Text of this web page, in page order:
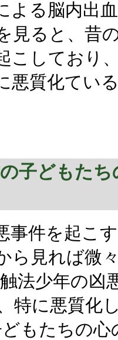
よる脳内出
見ると、昔
こしており
悪質化てい
子どもたち
件を起こ
ら見れば微
法少年の凶
特に悪質化
もたちの